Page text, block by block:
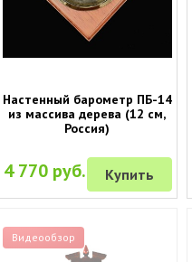
Настенный барометр ПБ-14
из массива дерева (12 см,
Россия)
4 770 руб. Купить
Видеообзор